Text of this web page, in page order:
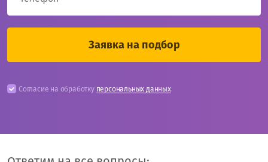
Согласие на обработку персональных данных